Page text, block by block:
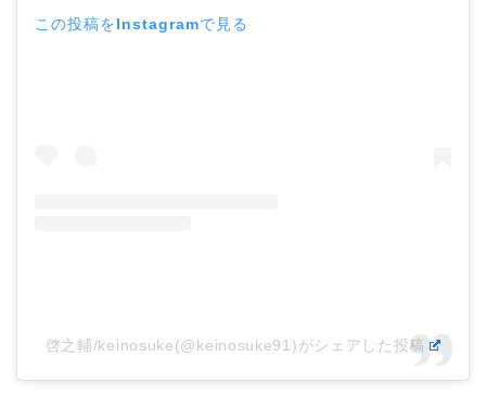
この投稿をInstagramで見る
啓之輔/keinosuke(@keinosuke91)がシェアした投稿